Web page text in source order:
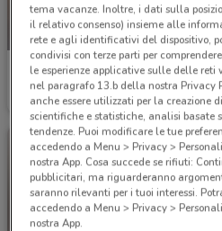
-4 GIORNI
Giocheria
Scade mercoledì 3.6 km
tema vacanze. Inoltre, i dati sulla
il relativo consenso) insieme alle
rete e agli identificativi del dispositivo,
condivisi con terze parti per
le esperienze applicative sulle delle
nel paragrafo 13.b della nostra Privacy
anche essere utilizzati per la creazione
scientifiche e statistiche, analisi basate
tendenze. Puoi modificare le tue
accedendo a Menu > Privacy >
nostra App. Cosa succede se rifiuti:
pubblicitari, ma riguarderanno
saranno rilevanti per i tuoi interessi.
accedendo a Menu > Privacy >
nostra App.